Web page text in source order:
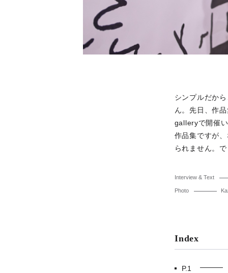
シンプルだか
ん。先日、作
galleryで開催
作品集ですが
られません。
Interview & Text
Photo
Index
P.1